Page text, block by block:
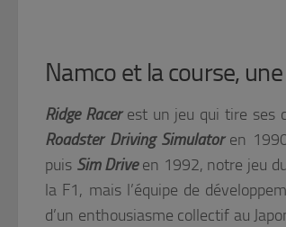
Namco et la course,
Ridge Racerest un jeu qui tire ses
Roadster Driving Simulatoren
puis Sim Driveen 1992, notre jeu
la F1, mais l’équipe de
d’un enthousiasme collectif au